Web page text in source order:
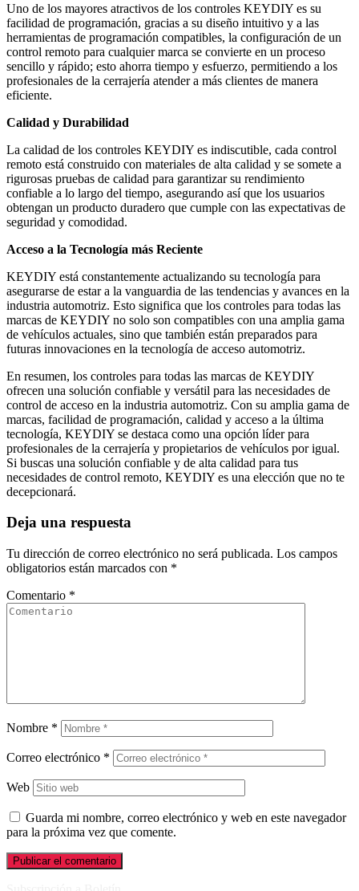
Uno de los mayores atractivos de los controles KEYDIY es su
facilidad de programación, gracias a su diseño intuitivo y a las
herramientas de programación compatibles, la configuración de un
control remoto para cualquier marca se convierte en un proceso
sencillo y rápido; esto ahorra tiempo y esfuerzo, permitiendo a los
profesionales de la cerrajería atender a más clientes de manera
eficiente.
Calidad y Durabilidad
La calidad de los controles KEYDIY es indiscutible, cada control
remoto está construido con materiales de alta calidad y se somete a
rigurosas pruebas de calidad para garantizar su rendimiento
confiable a lo largo del tiempo, asegurando así que los usuarios
obtengan un producto duradero que cumple con las expectativas de
seguridad y comodidad.
Acceso a la Tecnología más Reciente
KEYDIY está constantemente actualizando su tecnología para
asegurarse de estar a la vanguardia de las tendencias y avances en la
industria automotriz. Esto significa que los controles para todas las
marcas de KEYDIY no solo son compatibles con una amplia gama
de vehículos actuales, sino que también están preparados para
futuras innovaciones en la tecnología de acceso automotriz.
En resumen, los controles para todas las marcas de KEYDIY
ofrecen una solución confiable y versátil para las necesidades de
control de acceso en la industria automotriz. Con su amplia gama de
marcas, facilidad de programación, calidad y acceso a la última
tecnología, KEYDIY se destaca como una opción líder para
profesionales de la cerrajería y propietarios de vehículos por igual.
Si buscas una solución confiable y de alta calidad para tus
necesidades de control remoto, KEYDIY es una elección que no te
decepcionará.
Deja una respuesta
Tu dirección de correo electrónico no será publicada. Los campos
obligatorios están marcados con *
Comentario *
Nombre *
Correo electrónico *
Web
Guarda mi nombre, correo electrónico y web en este navegador
para la próxima vez que comente.